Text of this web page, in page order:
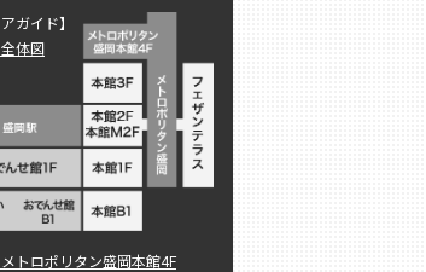
トロポリタン盛岡本館4F
アガイド】
体図